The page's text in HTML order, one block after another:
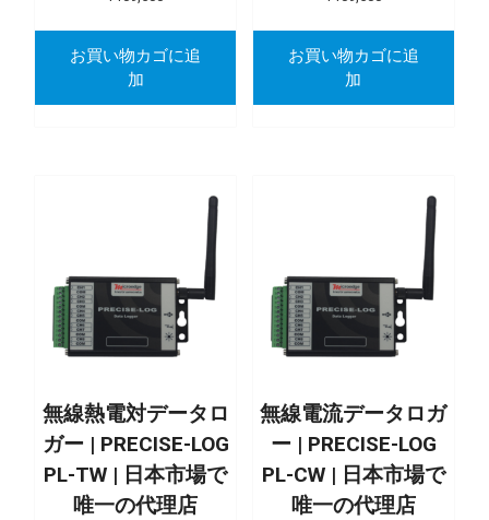
お買い物カゴに追
加
お買い物カゴに追
加
無線熱電対データロ
ガー | PRECISE-LOG
PL-TW | 日本市場で
唯一の代理店
無線電流データロガ
ー | PRECISE-LOG
PL-CW | 日本市場で
唯一の代理店